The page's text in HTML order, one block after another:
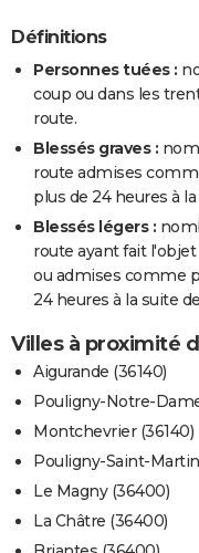
Définitions
Personnes tuées :
coup ou dans les
route.
Blessés graves :
route admises
plus de 24 heures à
Blessés légers :
route ayant fait
ou admises comme
24 heures à la suite
Villes à proximité
Aigurande (36140)
Pouligny-Notre-
Montchevrier (36140)
Pouligny-Saint-
Le Magny (36400)
La Châtre (36400)